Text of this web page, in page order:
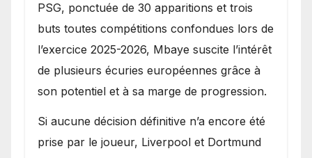
PSG, ponctuée de 30 apparitions et trois
buts toutes compétitions confondues lors de
l’exercice 2025-2026, Mbaye suscite l’intérêt
de plusieurs écuries européennes grâce à
son potentiel et à sa marge de progression.
Si aucune décision définitive n’a encore été
prise par le joueur, Liverpool et Dortmund